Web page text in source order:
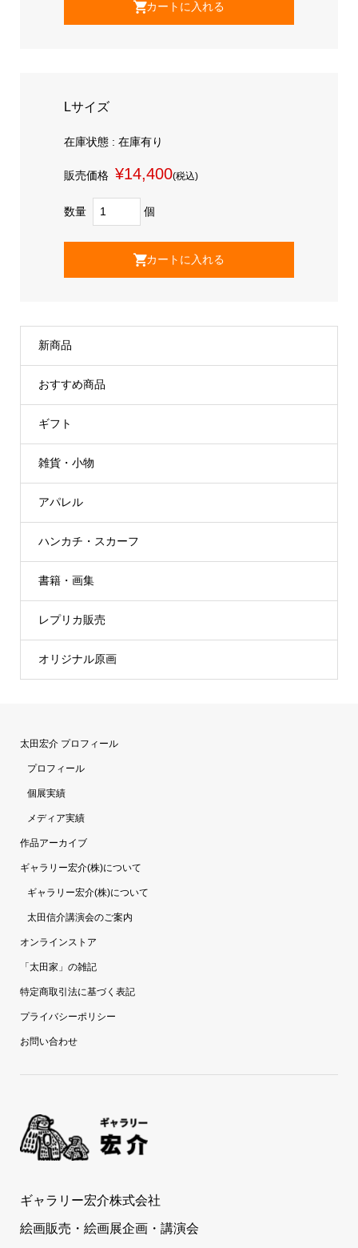
Lサイズ
在庫状態 : 在庫有り
販売価格 ¥14,400(税込)
数量 個
新商品
おすすめ商品
ギフト
雑貨・小物
アパレル
ハンカチ・スカーフ
書籍・画集
レプリカ販売
オリジナル原画
太田宏介 プロフィール
プロフィール
個展実績
メディア実績
作品アーカイブ
ギャラリー宏介(株)について
ギャラリー宏介(株)について
太田信介講演会のご案内
オンラインストア
「太田家」の雑記
特定商取引法に基づく表記
プライバシーポリシー
お問い合わせ
ギャラリー宏介株式会社
絵画販売・絵画展企画・講演会